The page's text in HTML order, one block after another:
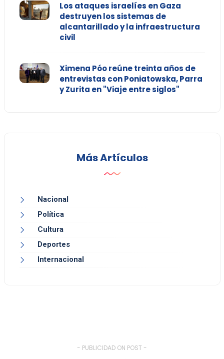
Los ataques israelíes en Gaza
destruyen los sistemas de
alcantarillado y la infraestructura
civil
Ximena Póo reúne treinta años de
entrevistas con Poniatowska, Parra
y Zurita en "Viaje entre siglos"
Más Artículos
Nacional
Política
Cultura
Deportes
Internacional
- PUBLICIDAD ON POST -